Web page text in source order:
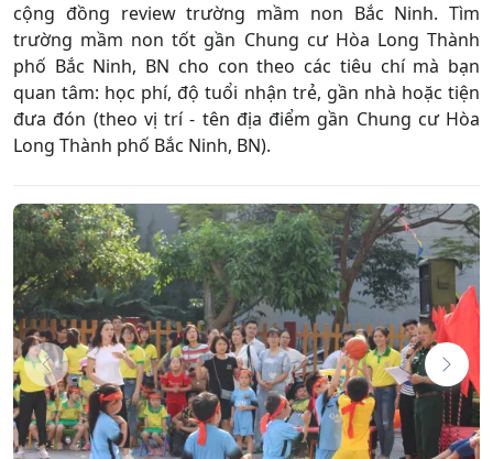
cộng đồng review trường mầm non Bắc Ninh. Tìm
trường mầm non tốt gần Chung cư Hòa Long Thành
phố Bắc Ninh, BN cho con theo các tiêu chí mà bạn
quan tâm: học phí, độ tuổi nhận trẻ, gần nhà hoặc tiện
đưa đón (theo vị trí - tên địa điểm gần Chung cư Hòa
Long Thành phố Bắc Ninh, BN).